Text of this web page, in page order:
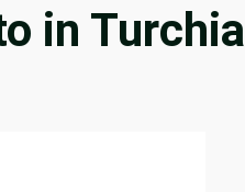
in Turchia